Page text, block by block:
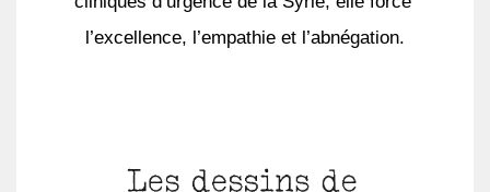
l’excellence, l’empathie et l’abnégation.